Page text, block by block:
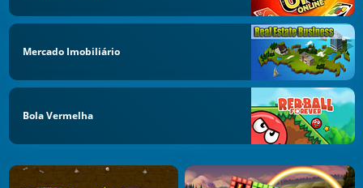
Mercado Imobiliário
Bola Vermelha